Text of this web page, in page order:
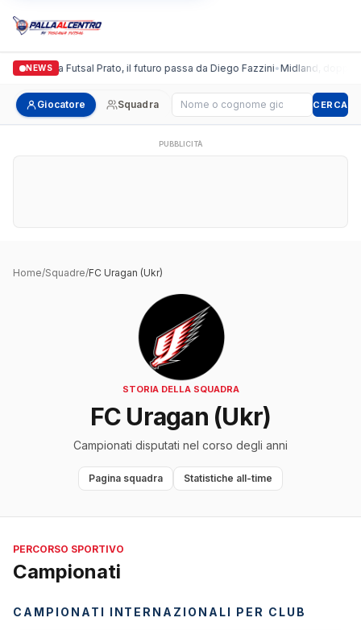
NEWS
Italgronda Futsal Prato, il futuro passa da Diego Fazzini•Midland, doppio
Giocatore Squadra Cerca giocatore CERCA
PUBBLICITÀ
Home/Squadre/FC Uragan (Ukr)
STORIA DELLA SQUADRA
FC Uragan (Ukr)
Campionati disputati nel corso degli anni
Pagina squadra Statistiche all-time
PERCORSO SPORTIVO
Campionati
CAMPIONATI INTERNAZIONALI PER CLUB